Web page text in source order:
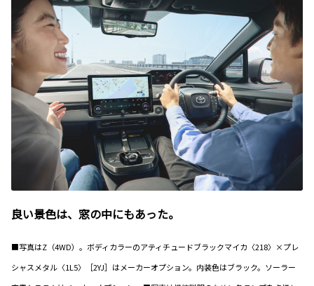
良い景色は、窓の中にもあった。
■写真はZ（4WD）。ボディカラーのアティチュードブラックマイカ〈218〉×プレ
シャスメタル〈1L5〉［2YJ］はメーカーオプション。内装色はブラック。ソーラー